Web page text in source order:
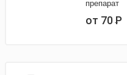
препарат
от 70Р